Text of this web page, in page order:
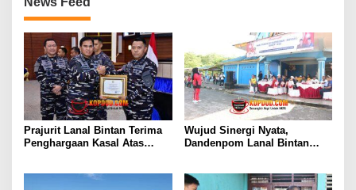
Prajurit Lanal Bintan Terima
Penghargaan Kasal Atas
Wujud Sinergi Nyata,
Dandenpom Lanal Bintan